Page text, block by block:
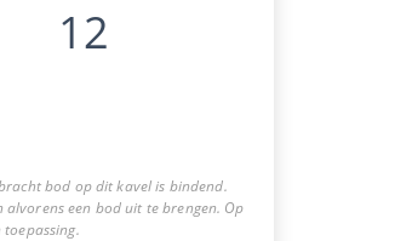
12
bod op dit kavel is bindend.
een bod uit te brengen. Op